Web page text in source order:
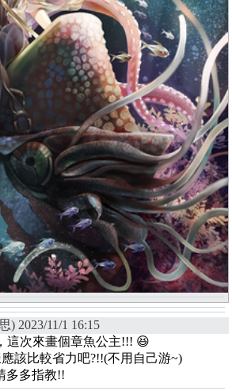
) 2023/11/1 16:15
這次來畫個章魚公主!!! 😆
該比較省力吧?!!(不用自己游~)
多多指教!!